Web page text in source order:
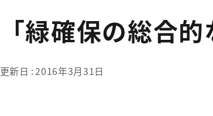
「緑確保の総合
更新日 2016年3月31日